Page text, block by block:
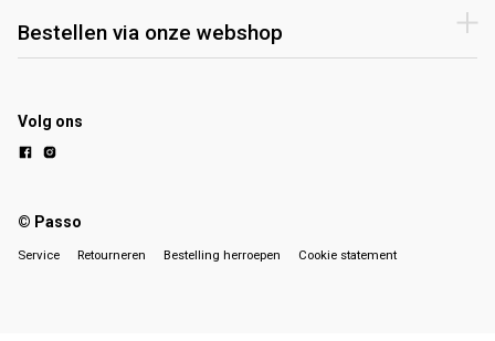
Bestellen via onze webshop
Volg ons
© Passo
Service Retourneren Bestelling herroepen Cookie statement